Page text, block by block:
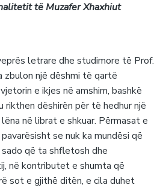
të Muzafer Xhaxhiut
letrare dhe studimore të Prof.
zbulon një dëshmi të qartë
e ikjes në amshim, bashkë
dëshirën për të hedhur një
në librat e shkuar. Përmasat e
se nuk ka mundësi që
që ta shfletosh dhe
në kontributet e shumta që
sot e gjithë ditën, e cila duhet